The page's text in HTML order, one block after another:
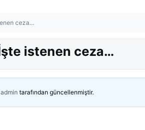
ceza…
istenen ceza…
admin tarafından güncellenmiştir.